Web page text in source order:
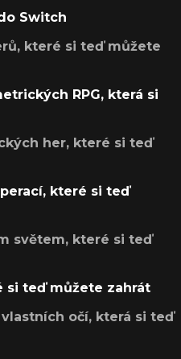
Switch
které si teď můžete
RPG, která si
her, které si teď
které si teď
světem, které si teď
si teď můžete zahrát
očí, která si teď